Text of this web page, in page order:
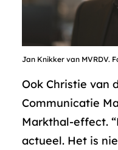
Jan Knikker van MVRDV.
Ook Christie van
Communicatie
Markthal-effect.
actueel. Het is